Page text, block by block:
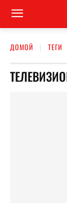
ДОМОЙ ТЕГИ